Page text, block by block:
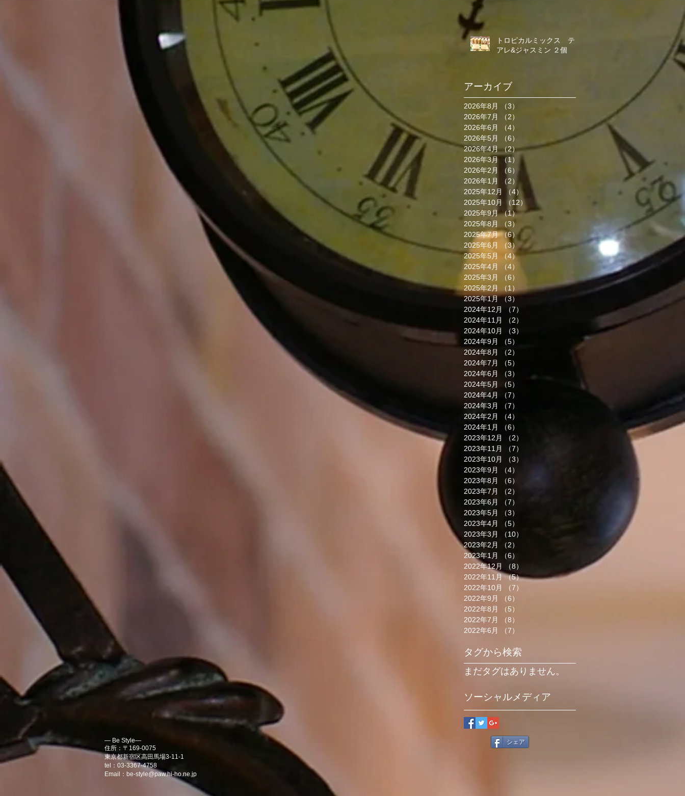
トロピカルミックス ティ
アレ&ジャスミン ２個
アーカイブ
2026年8月 （3）
2026年7月
（2）
2026年6月
（4）
2026年5月
（6）
2026年4月 （2）2件の記事
2026年3月
（1）
1件の記事
2026年2月
（6）
2026年1月
（2）
2件の記事
2025年12月
（4）4件の記事
2025年10月
（12）
12件の記事
2025年9月 （1）1件の記事
2025年8月
（3）
2025年7月 （6）6件の記事
2025年6月
（3）
3件の記事
2025年5月
（4）4件の記事
2025年4月
（4）
2025年3月
（6）
2025年2月
（1）
1件の記事
2025年1月 （3）
2024年12月
（7）
2024年11月
（2）
2024年10月
（3）
2024年9月
（5）
2024年8月
（2）
2024年7月
（5）
2024年6月
（3）
2024年5月
（5）
2024年4月
（7）
2024年3月
（7）
2024年2月
（4）
2024年1月
（6）
2023年12月
（2）
2023年11月
（7）
2023年10月
（3）
2023年9月
（4）
2023年8月
（6）
2023年7月
（2）
2023年6月
（7）
2023年5月
（3）
2023年4月
（5）
2023年3月
（10）
2023年2月
（2）
2023年1月
（6）
2022年12月
（8）
2022年11月 （5）5件の記事
2022年10月
（7）
2022年9月
（6）
2022年8月
（5）
2022年7月
（8）
2022年6月
（7）
タグから検索
まだタグはありません。
ソーシャルメディア
― Be Style―
住所：〒169-0075
東京都新宿区高田馬場3-11-1
tel：03-3367-4758
Email： be-style@paw.hi-ho.ne.jp
シェア